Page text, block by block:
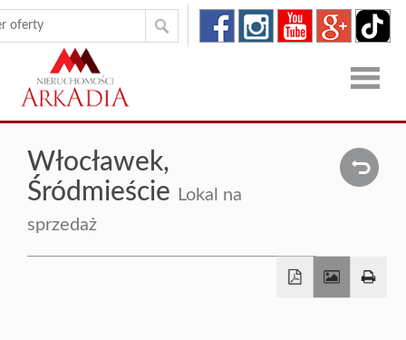
Strona
główna
Oferty
Włocławek,
Śródmieście Lokal na
sprzedaż